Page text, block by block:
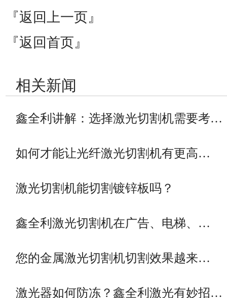
『返回上一页』
『返回首页』
相关新闻
鑫全利讲解：选择激光切割机需要考…
如何才能让光纤激光切割机有更高…
激光切割机能切割镀锌板吗？
鑫全利激光切割机在广告、电梯、…
您的金属激光切割机切割效果越来…
激光器如何防冻？鑫全利激光有妙招…